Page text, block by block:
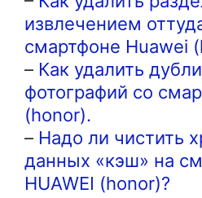
извлечением
смартфоне Huawei
– Как удалить
фотографий со
(honor).
– Надо ли чистить
данных «кэш» на
HUAWEI (honor)?